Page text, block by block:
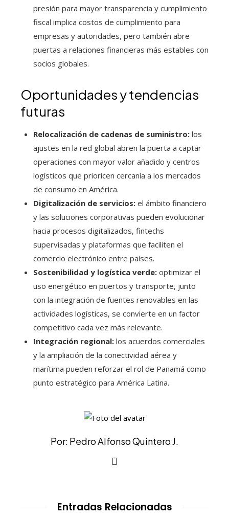
presión para mayor transparencia y cumplimiento
fiscal implica costos de cumplimiento para
empresas y autoridades, pero también abre
puertas a relaciones financieras más estables con
socios globales.
Oportunidades y tendencias
futuras
Relocalización de cadenas de suministro: los
ajustes en la red global abren la puerta a captar
operaciones con mayor valor añadido y centros
logísticos que prioricen cercanía a los mercados
de consumo en América.
Digitalización de servicios: el ámbito financiero
y las soluciones corporativas pueden evolucionar
hacia procesos digitalizados, fintechs
supervisadas y plataformas que faciliten el
comercio electrónico entre países.
Sostenibilidad y logística verde: optimizar el
uso energético en puertos y transporte, junto
con la integración de fuentes renovables en las
actividades logísticas, se convierte en un factor
competitivo cada vez más relevante.
Integración regional: los acuerdos comerciales
y la ampliación de la conectividad aérea y
marítima pueden reforzar el rol de Panamá como
punto estratégico para América Latina.
Por: Pedro Alfonso Quintero J.
Entradas Relacionadas